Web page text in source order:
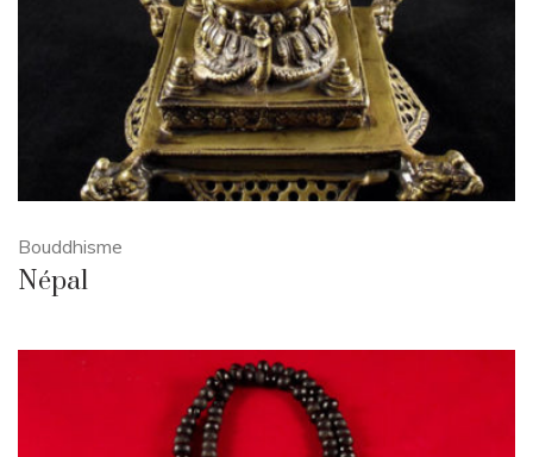
Bouddhisme
Népal